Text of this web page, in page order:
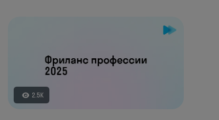
2.5K